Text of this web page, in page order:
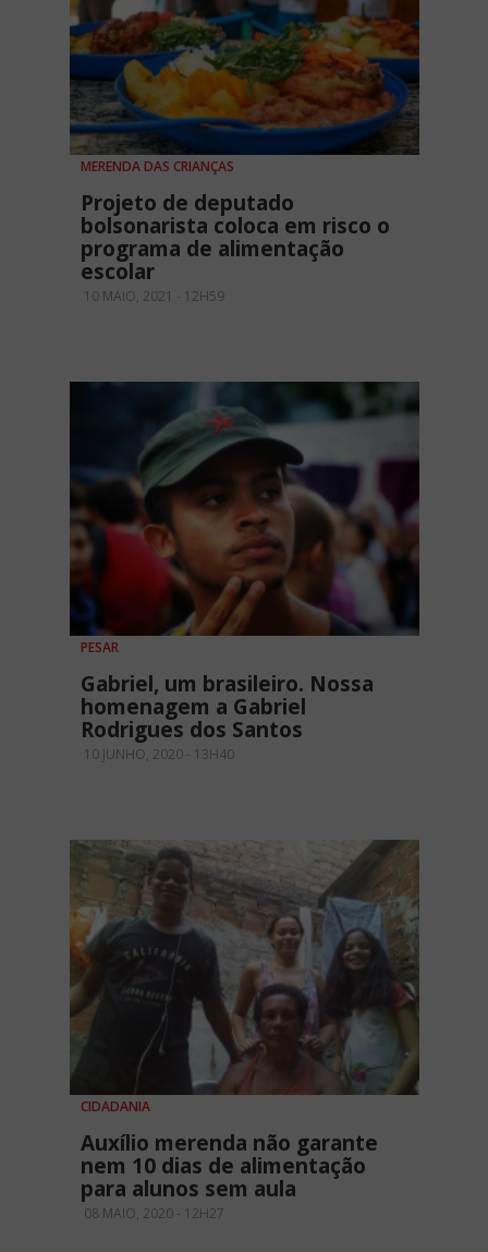
MERENDA DAS CRIANÇAS
Projeto de deputado
bolsonarista coloca em risco o
programa de alimentação
escolar
10 MAIO, 2021 - 12H59
PESAR
Gabriel, um brasileiro. Nossa
homenagem a Gabriel
Rodrigues dos Santos
10 JUNHO, 2020 - 13H40
CIDADANIA
Auxílio merenda não garante
nem 10 dias de alimentação
para alunos sem aula
08 MAIO, 2020 - 12H27